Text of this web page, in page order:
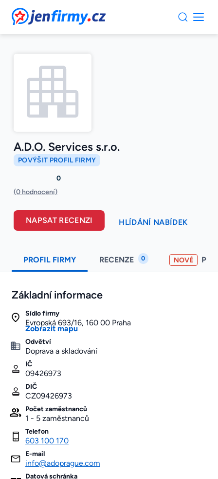
JenFirmy.cz
A.D.O. Services s.r.o.
POVÝŠIT PROFIL FIRMY
0
(0 hodnocení)
NAPSAT RECENZI HLÍDÁNÍ NABÍDEK
PROFIL FIRMY RECENZE 0 NOVÉ
Základní informace
Sídlo firmy
Evropská 693/16, 160 00 Praha
Zobrazit mapu
Odvětví
Doprava a skladování
IČ
09426973
DIČ
CZ09426973
Počet zaměstnanců
1 - 5 zaměstnanců
Telefon
603 100 170
E-mail
info@adoprague.com
Datová schránka